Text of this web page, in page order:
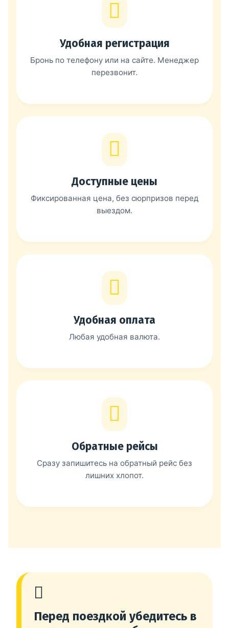
Удобная регистрация
Бронь по телефону или на сайте. Менеджер
перезвонит.
Доступные цены
Фиксированная цена, без сюрпризов перед
выездом.
Удобная оплата
Любая удобная валюта.
Обратные рейсы
Сразу запишитесь на обратный рейс без
лишних хлопот.
Перед поездкой убедитесь в